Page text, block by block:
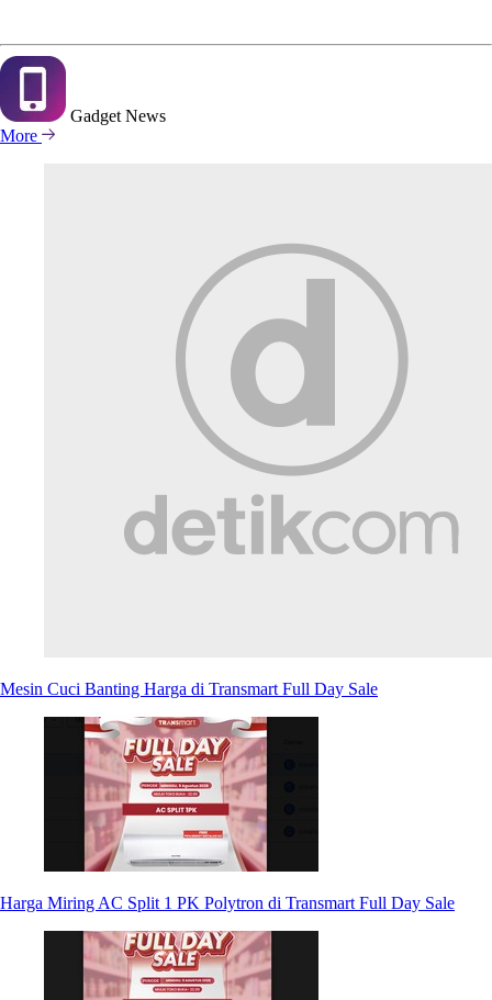
Gadget News
More
Mesin Cuci Banting Harga di Transmart Full Day Sale
Harga Miring AC Split 1 PK Polytron di Transmart Full Day Sale